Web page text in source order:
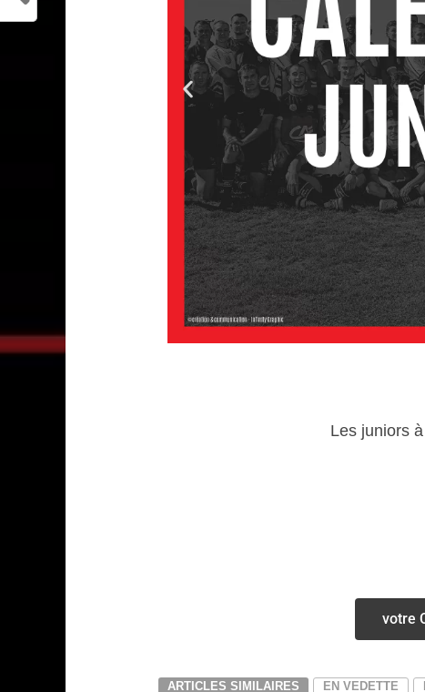
Les juniors
votre
ARTICLES SIMILAIRES EN VEDETTE